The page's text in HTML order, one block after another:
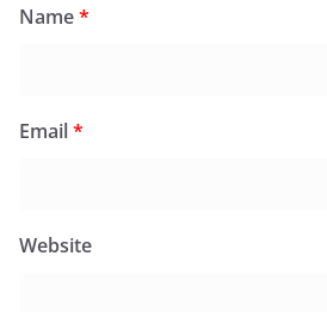
Name*
Email*
Website